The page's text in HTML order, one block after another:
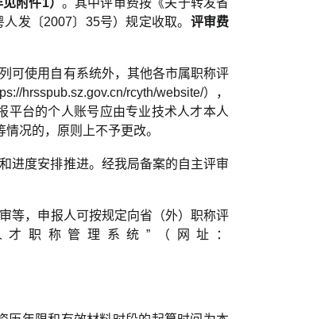
发〔2007〕35号）规定收取。 评审费
可使用自有系统外，其他各市属职称评
hrsspub.sz.gov.cn/rcyth/website/），
平台的个人账号应由专业技术人才本人
况的，原则上不予更改。
进度安排推进。经我局备案的自主评审
等，申报人可按规定向省（外）职称评
职称管理系统”（网址：